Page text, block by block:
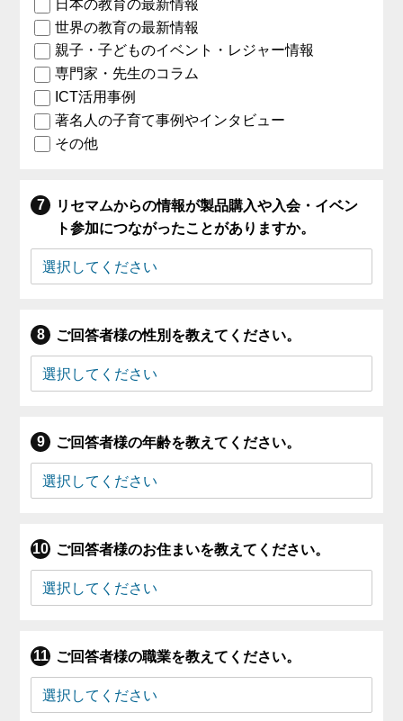
日本の教育の最新情報
世界の教育の最新情報
親子・子どものイベント・レジャー情報
専門家・先生のコラム
ICT活用事例
著名人の子育て事例やインタビュー
その他
リセマムからの情報が製品購入や入会・イベン
ト参加につながったことがありますか。
ご回答者様の性別を教えてください。
ご回答者様の年齢を教えてください。
ご回答者様のお住まいを教えてください。
ご回答者様の職業を教えてください。